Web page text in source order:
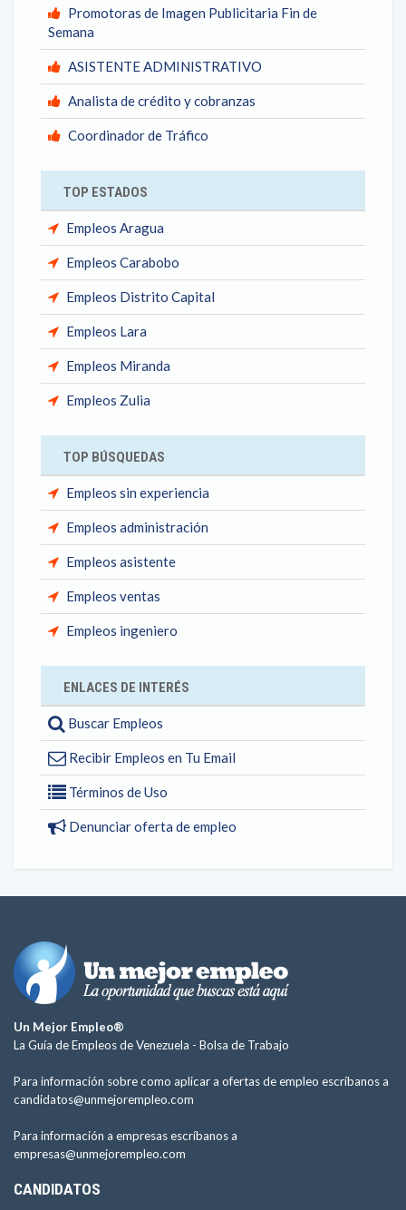
Promotoras de Imagen Publicitaria Fin de
Semana
ASISTENTE ADMINISTRATIVO
Analista de crédito y cobranzas
Coordinador de Tráfico
TOP ESTADOS
Empleos Aragua
Empleos Carabobo
Empleos Distrito Capital
Empleos Lara
Empleos Miranda
Empleos Zulia
TOP BÚSQUEDAS
Empleos sin experiencia
Empleos administración
Empleos asistente
Empleos ventas
Empleos ingeniero
ENLACES DE INTERÉS
Buscar Empleos
Recibir Empleos en Tu Email
Términos de Uso
Denunciar oferta de empleo
Un Mejor Empleo®
La Guía de Empleos de Venezuela - Bolsa de Trabajo
Para información sobre como aplicar a ofertas de empleo escríbanos a
candidatos@unmejorempleo.com
Para información a empresas escríbanos a
empresas@unmejorempleo.com
CANDIDATOS